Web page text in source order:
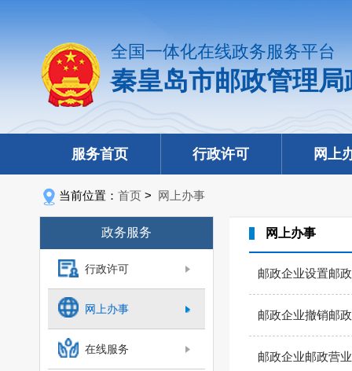
全国一体化在线政务服务平台
秦皇岛市邮政管理
服务首页 行政许可 网上
当前位置： 首页 > 网上办事
政务服务
行政许可
网上办事
在线服务
网上办事
邮政企业设置邮
邮政企业撤销邮
邮政企业邮政营